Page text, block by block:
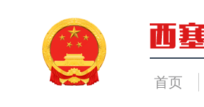
首页